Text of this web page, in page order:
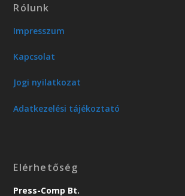
Rólunk
Impresszum
Kapcsolat
Jogi nyilatkozat
Adatkezelési tájékoztató
Elérhetőség
Press-Comp Bt.